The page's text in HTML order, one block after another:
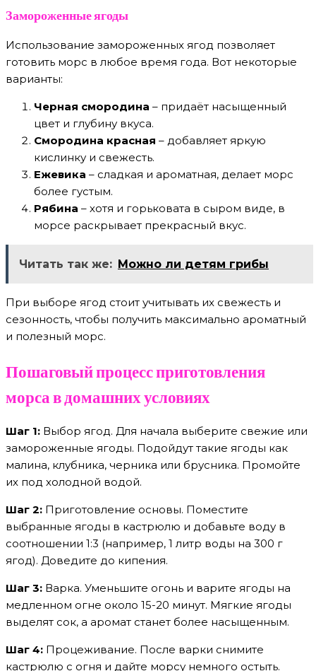
Замороженные ягоды
Использование замороженных ягод позволяет
готовить морс в любое время года. Вот некоторые
варианты:
Черная смородина – придаёт насыщенный
цвет и глубину вкуса.
Смородина красная – добавляет яркую
кислинку и свежесть.
Ежевика – сладкая и ароматная, делает морс
более густым.
Рябина – хотя и горьковата в сыром виде, в
морсе раскрывает прекрасный вкус.
Читать так же: Можно ли детям грибы
При выборе ягод стоит учитывать их свежесть и
сезонность, чтобы получить максимально ароматный
и полезный морс.
Пошаговый процесс приготовления
морса в домашних условиях
Шаг 1: Выбор ягод. Для начала выберите свежие или
замороженные ягоды. Подойдут такие ягоды как
малина, клубника, черника или брусника. Промойте
их под холодной водой.
Шаг 2: Приготовление основы. Поместите
выбранные ягоды в кастрюлю и добавьте воду в
соотношении 1:3 (например, 1 литр воды на 300 г
ягод). Доведите до кипения.
Шаг 3: Варка. Уменьшите огонь и варите ягоды на
медленном огне около 15-20 минут. Мягкие ягоды
выделят сок, а аромат станет более насыщенным.
Шаг 4: Процеживание. После варки снимите
кастрюлю с огня и дайте морсу немного остыть.